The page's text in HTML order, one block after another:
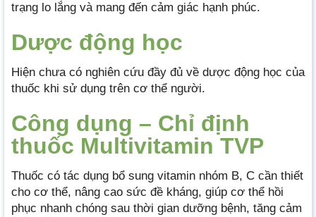
trạng lo lắng và mang đến cảm giác hạnh phúc.
Dược động học
Hiện chưa có nghiên cứu đầy đủ về dược động học của
thuốc khi sử dụng trên cơ thể người.
Công dụng – Chỉ định
thuốc Multivitamin TVP
Thuốc có tác dụng bổ sung vitamin nhóm B, C cần thiết
cho cơ thể, nâng cao sức đề kháng, giúp cơ thể hồi
phục nhanh chóng sau thời gian dưỡng bệnh, tăng cảm